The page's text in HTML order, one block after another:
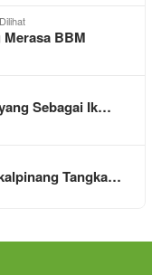
BBM
Sebagai Ik…
Tangka…